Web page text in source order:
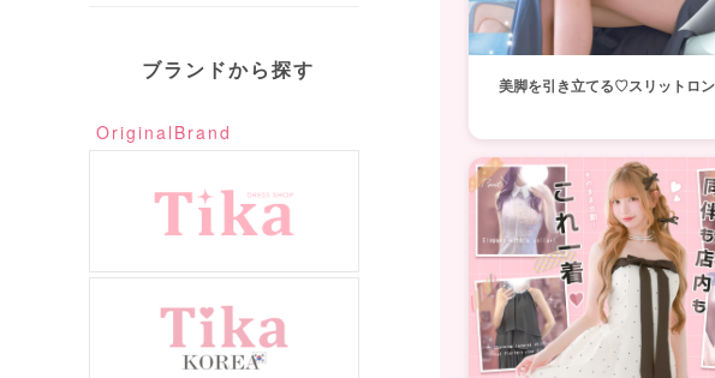
ブランドから探す
OriginalBrand
美脚を引き立てる♡スリットロ